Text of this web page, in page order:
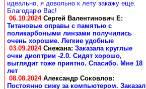
идеально, я довольно к лету закажу еще.
Благодарю Вас!
06.10.2024 Сергей Валентинович Е:
Титановые оправы с памятью с
поликарбоными линзами получились
очень хорошие. Легкие удобные
03.09.2024 Снежана: Заказала круглые
очки диоптрии -2.0. Сидят хорошо,
выглядит тоже приятно. Спасибо. Мне 18
лет
08.08.2024 Александр Соковлов:
Постоянно сижу за компьютером. Заказал